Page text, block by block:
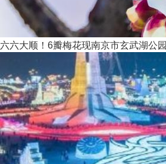
六六大顺！6瓣梅花现南京市玄武湖公园